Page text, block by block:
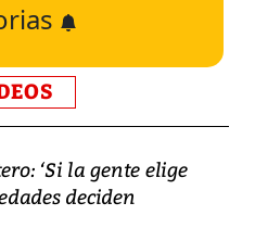
‘Si la gente elige
deciden